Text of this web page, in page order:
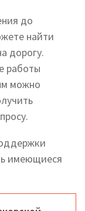
до
найти
дорогу.
работы
можно
имеющиеся